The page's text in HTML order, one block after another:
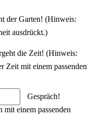
der Garten! (Hinweis:
ausdrückt.)
die Zeit! (Hinweis:
Zeit mit einem passenden
Gespräch!
mit einem passenden